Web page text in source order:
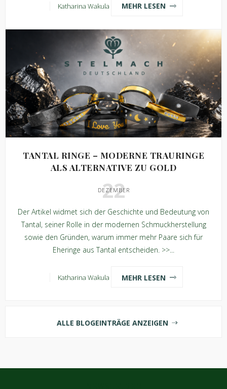
Katharina Wakula MEHR LESEN
TANTAL RINGE – MODERNE TRAURINGE
ALS ALTERNATIVE ZU GOLD
22
DEZEMBER
Der Artikel widmet sich der Geschichte und Bedeutung von
Tantal, seiner Rolle in der modernen Schmuckherstellung
sowie den Gründen, warum immer mehr Paare sich für
Eheringe aus Tantal entscheiden. >>...
Katharina Wakula MEHR LESEN
ALLE BLOGEINTRÄGE ANZEIGEN